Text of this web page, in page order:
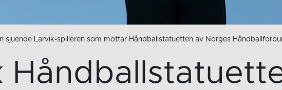
sjuende Larvik-spilleren som mottar Håndballstatuetten av Norges